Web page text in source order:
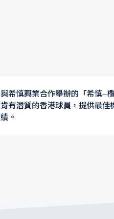
與希慎興業合作舉辦的「希慎—
肯有潛質的香港球員，提供最
績。